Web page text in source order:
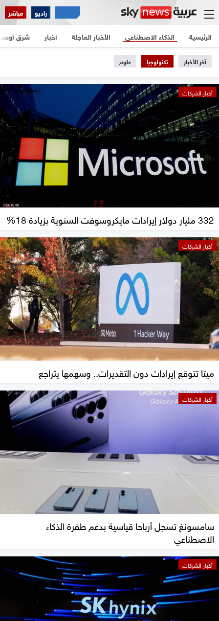
راديو مباشر
الرئيسية الأخبار العاجلة أخبار شرق الذكاء الاصطناعي
آخر الأخبار علوم تكنولوجيا
أخبار الشركات
332 مليار دولار إيرادات مايكروسوفت السنوية بزيادة 18%
أخبار الشركات
ميتا تتوقع إيرادات دون التقديرات.. وسهمها يتراجع
أخبار الشركات
سامسونغ تسجل أرباحا قياسية بدعم طفرة الذكاء
الاصطناعي
أخبار الشركات